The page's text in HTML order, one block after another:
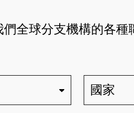
全球分支機構的各種